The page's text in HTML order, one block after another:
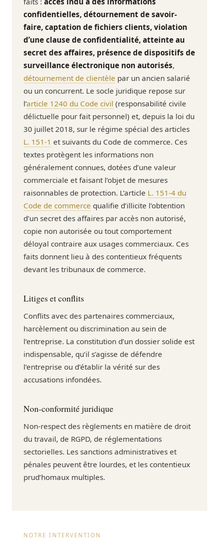
confidentielles, détournement de savoir-
faire, captation de fichiers clients, violation
d’une clause de confidentialité, atteinte au
secret des affaires, présence de dispositifs de
surveillance électronique non autorisés,
détournement de clientèle par un ancien salarié
ou un concurrent. Le socle juridique repose sur
l’article 1240 du Code civil (responsabilité civile
délictuelle pour fait personnel) et, depuis la loi du
30 juillet 2018, sur le régime spécial des articles
L. 151-1 et suivants du Code de commerce. Ces
textes protègent les informations non
généralement connues, dotées d’une valeur
commerciale et faisant l’objet de mesures
raisonnables de protection. L’article L. 151-4 du
Code de commerce qualifie d’illicite l’obtention
d’un secret des affaires par accès non autorisé,
copie non autorisée ou tout comportement
déloyal contraire aux usages commerciaux. Ces
faits donnent lieu à des contentieux fréquents
devant les tribunaux de commerce.
Litiges et conflits
Conflits avec des partenaires commerciaux,
harcèlement ou discrimination au sein de
l’entreprise. La constitution d’un dossier solide est
indispensable, qu’il s’agisse de défendre
l’entreprise ou d’établir la vérité sur des
accusations infondées.
Non-conformité juridique
Non-respect des règlements en matière de droit
du travail, de RGPD, de réglementations
sectorielles. Les sanctions administratives et
pénales peuvent être lourdes, et les contentieux
prud’homaux multiples.
NOTRE INTERVENTION